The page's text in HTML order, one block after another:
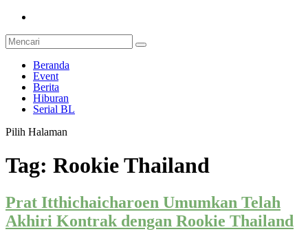
Beranda
Event
Berita
Hiburan
Serial BL
Pilih Halaman
Tag: Rookie Thailand
Prat Itthichaicharoen Umumkan Telah
Akhiri Kontrak dengan Rookie Thailand